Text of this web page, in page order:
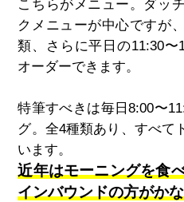
こちらがメニュー。ダッ
クメニューが中心ですが
類、さらに平日の11:30
オーダーできます。
特筆すべきは毎日8:00〜
グ。全4種類あり、すべて
います。
近年はモーニングを食
インバウンドの方がか